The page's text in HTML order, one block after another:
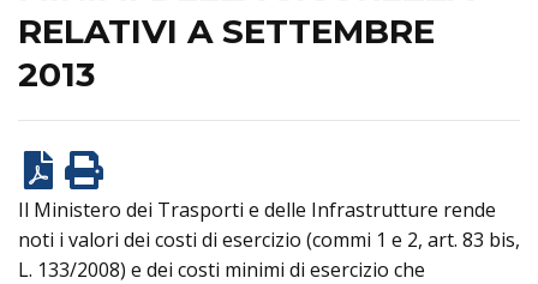
RELATIVI A SETTEMBRE
2013
Il Ministero dei Trasporti e delle Infrastrutture rende
noti i valori dei costi di esercizio (commi 1 e 2, art. 83 bis,
L. 133/2008) e dei costi minimi di esercizio che